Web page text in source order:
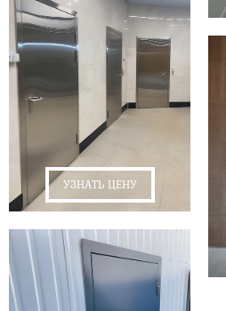
УЗНАТЬ ЦЕНУ